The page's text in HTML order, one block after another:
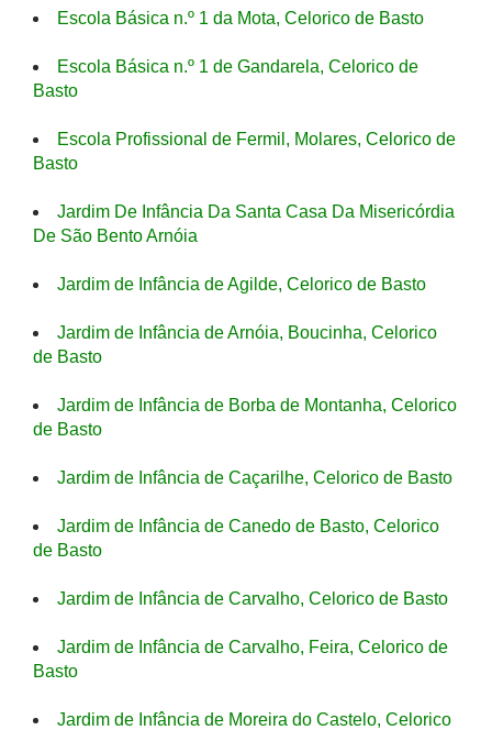
Escola Básica n.º 1 da Mota, Celorico de Basto
Escola Básica n.º 1 de Gandarela, Celorico de
Basto
Escola Profissional de Fermil, Molares, Celorico de
Basto
Jardim De Infância Da Santa Casa Da Misericórdia
De São Bento Arnóia
Jardim de Infância de Agilde, Celorico de Basto
Jardim de Infância de Arnóia, Boucinha, Celorico
de Basto
Jardim de Infância de Borba de Montanha, Celorico
de Basto
Jardim de Infância de Caçarilhe, Celorico de Basto
Jardim de Infância de Canedo de Basto, Celorico
de Basto
Jardim de Infância de Carvalho, Celorico de Basto
Jardim de Infância de Carvalho, Feira, Celorico de
Basto
Jardim de Infância de Moreira do Castelo, Celorico